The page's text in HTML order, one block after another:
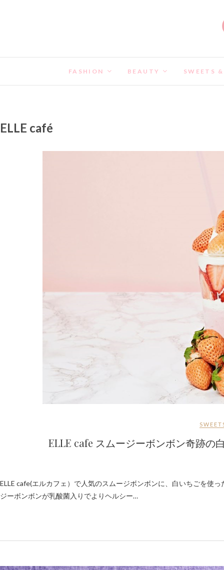
FASHION BEAUTY SWEETS
ELLE café
ELLE cafe スムージーボンボン奇跡
ELLE cafe(エルカフェ）で人気のスムージボンボンに、白いちごを使
ジーボンボンが乳酸菌入りでよりヘルシー…